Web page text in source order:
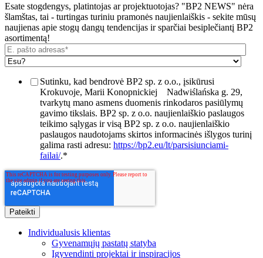
Esate stogdengys, platintojas ar projektuotojas? "BP2 NEWS" nėra
šlamštas, tai - turtingas turiniu pramonės naujienlaiškis - sekite mūsų
naujienas apie stogų dangų tendencijas ir sparčiai besiplečiantį BP2
asortimentą!
Sutinku, kad bendrovė BP2 sp. z o.o., įsikūrusi
Krokuvoje, Marii Konopnickiej
Nadwiślańska g. 29,
tvarkytų mano asmens duomenis rinkodaros pasiūlymų
gavimo tikslais. BP2 sp. z o.o. naujienlaiškio paslaugos
teikimo sąlygas ir visą BP2 sp. z o.o. naujienlaiškio
paslaugos naudotojams skirtos informacinės išlygos turinį
galima rasti adresu: https://bp2.eu/lt/parsisiunciami-
failai/.*
Individualusis klientas
Gyvenamųjų pastatų statyba
Įgyvendinti projektai ir inspiracijos